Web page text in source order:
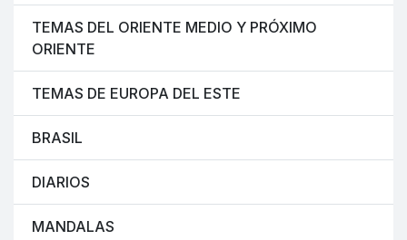
TEMAS DEL ORIENTE MEDIO Y PRÓXIMO
ORIENTE
TEMAS DE EUROPA DEL ESTE
BRASIL
DIARIOS
MANDALAS